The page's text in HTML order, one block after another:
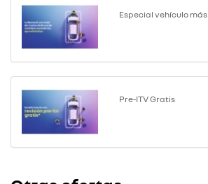
Especial vehículo
Pre-ITV Gratis